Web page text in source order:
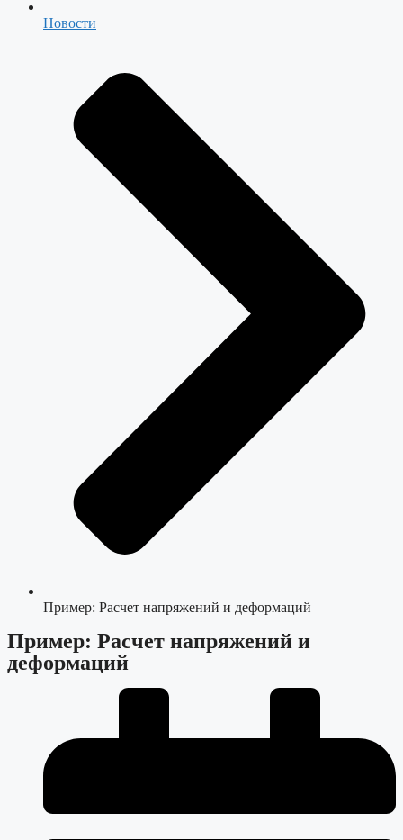
Новости
Пример: Расчет напряжений и деформаций
Пример: Расчет напряжений и
деформаций